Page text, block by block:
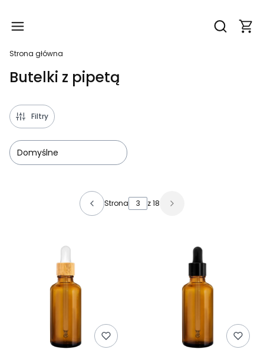
Otwórz
Strona główna
Butelki z pipetą
Filtry
Domyślne
Lista produktów
Strona z 18